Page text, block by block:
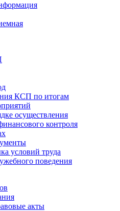
КСП по итогам
осуществления
контроля
условий труда
поведения
акты